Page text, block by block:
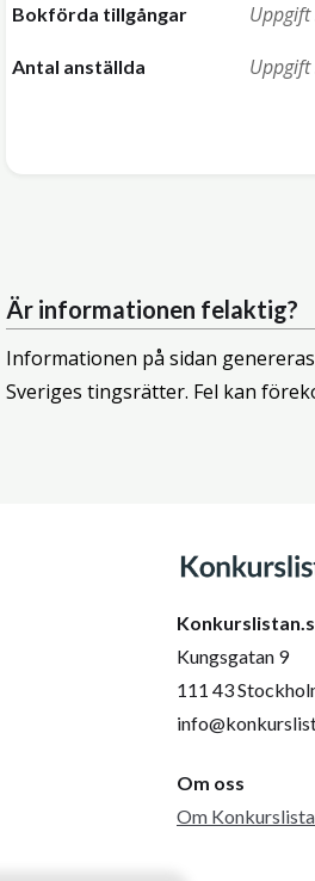
Bokförda tillgångar Uppgift
Antal anställda Uppgift
Är informationen felaktig?
Informationen på sidan
Sveriges tingsrätter. Fel kan
Kungsgatan 9
111 43
Om oss
Om